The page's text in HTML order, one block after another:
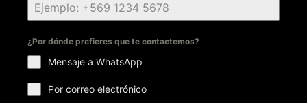
¿Por dónde prefieres que te contactemos?
Mensaje a WhatsApp
Por correo electrónico